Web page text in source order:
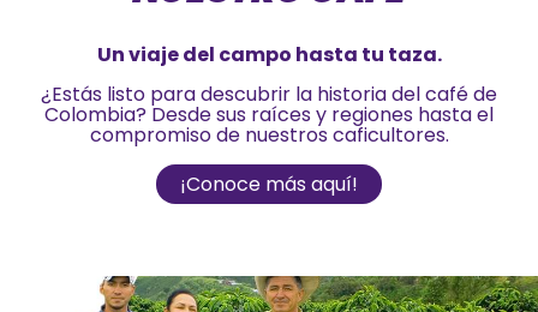
Un viaje del campo hasta tu taza.
¿Estás listo para descubrir la historia del café de
Colombia? Desde sus raíces y regiones hasta el
compromiso de nuestros caficultores.
¡Conoce más aquí!